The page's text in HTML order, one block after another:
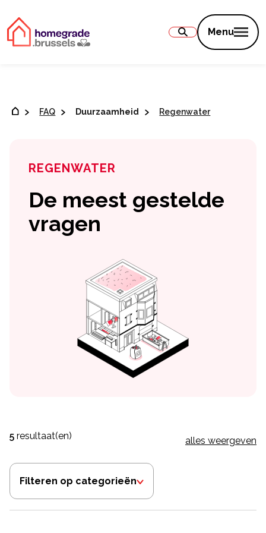
Menu
FAQ Duurzaamheid Regenwater
REGENWATER
De meest gestelde
vragen
5 resultaat(en) alles weergeven
Filteren op categorieën